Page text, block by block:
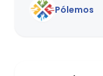
Pólemos